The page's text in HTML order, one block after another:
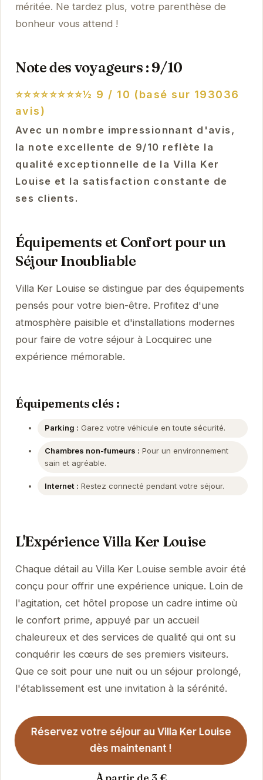
méritée. Ne tardez plus, votre parenthèse de
bonheur vous attend !
Note des voyageurs : 9/10
⭐⭐⭐⭐⭐⭐⭐⭐½ 9 / 10 (basé sur 193036
avis)
Avec un nombre impressionnant d'avis,
la note excellente de 9/10 reflète la
qualité exceptionnelle de la Villa Ker
Louise et la satisfaction constante de
ses clients.
Équipements et Confort pour un
Séjour Inoubliable
Villa Ker Louise se distingue par des équipements
pensés pour votre bien-être. Profitez d'une
atmosphère paisible et d'installations modernes
pour faire de votre séjour à Locquirec une
expérience mémorable.
Équipements clés :
Parking : Garez votre véhicule en toute sécurité.
Chambres non-fumeurs : Pour un environnement
sain et agréable.
Internet : Restez connecté pendant votre séjour.
L'Expérience Villa Ker Louise
Chaque détail au Villa Ker Louise semble avoir été
conçu pour offrir une expérience unique. Loin de
l'agitation, cet hôtel propose un cadre intime où
le confort prime, appuyé par un accueil
chaleureux et des services de qualité qui ont su
conquérir les cœurs de ses premiers visiteurs.
Que ce soit pour une nuit ou un séjour prolongé,
l'établissement est une invitation à la sérénité.
Réservez votre séjour au Villa Ker Louise
dès maintenant !